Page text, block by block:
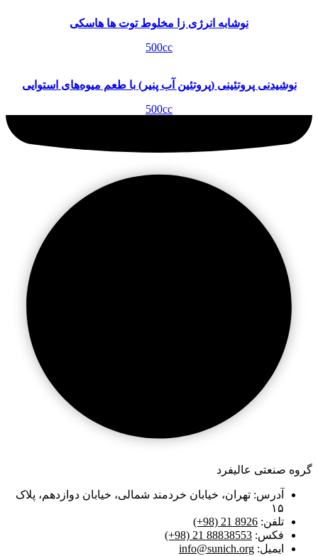
نوشابه انرژی زا مخلوط توت ها هاسکی
500cc
نوشیدنی پروتئینی (پروتئین آب پنیر) با طعم میوه‌های استوایی
500cc
گروه صنعتی عالیفرد
آدرس: تهران، خیابان خردمند شمالی، خیابان دوازدهم، پلاک
۱۵
تلفن: (+98) 21 8926
فکس: (+98) 21 88838553
ایمیل: info@sunich.org